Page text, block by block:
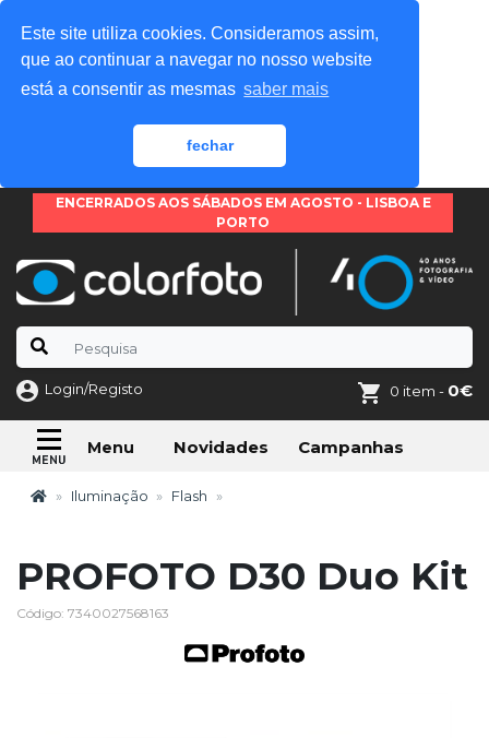
Este site utiliza cookies. Consideramos assim,
que ao continuar a navegar no nosso website
está a consentir as mesmas saber mais
fechar
ENCERRADOS AOS SÁBADOS EM AGOSTO - LISBOA E
PORTO
Login/Registo 0 item - 0€
Menu Novidades Campanhas
Iluminação Flash
PROFOTO D30 Duo Kit
Código: 7340027568163